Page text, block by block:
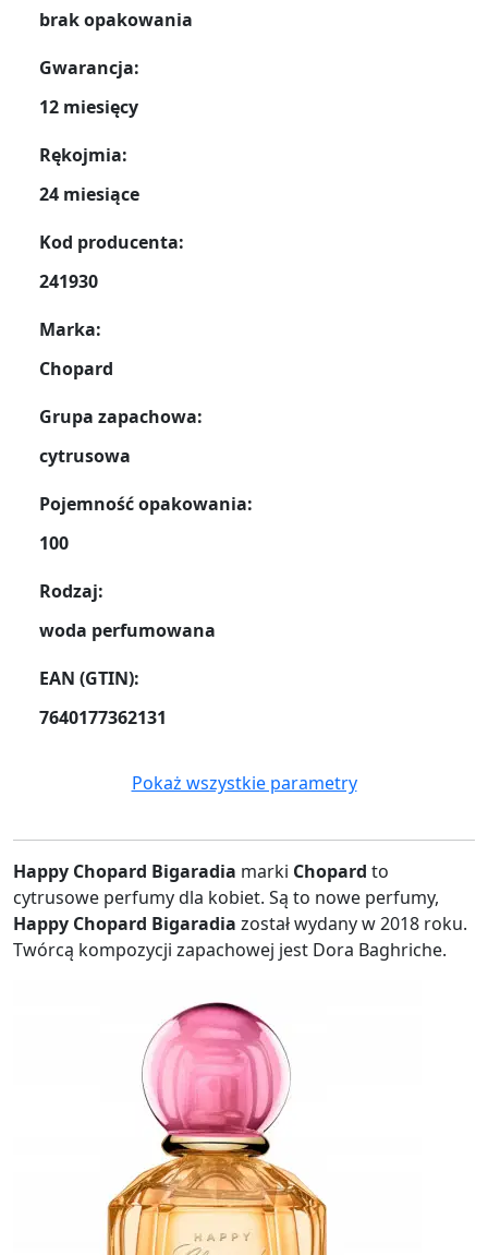
brak opakowania
Gwarancja:
12 miesięcy
Rękojmia:
24 miesiące
Kod producenta:
241930
Marka:
Chopard
Grupa zapachowa:
cytrusowa
Pojemność opakowania:
100
Rodzaj:
woda perfumowana
EAN (GTIN):
7640177362131
Pokaż wszystkie parametry
Happy Chopard Bigaradia marki Chopard to
cytrusowe perfumy dla kobiet. Są to nowe perfumy,
Happy Chopard Bigaradia został wydany w 2018 roku.
Twórcą kompozycji zapachowej jest Dora Baghriche.